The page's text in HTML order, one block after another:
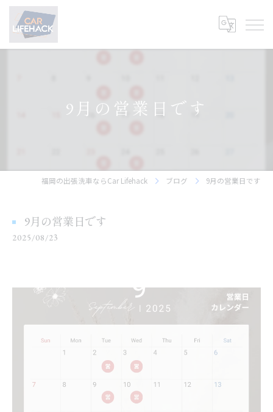
9月の営業日です
福岡の出張洗車ならCar Lifehack ブログ 9月の営業日です
9月の営業日です
2025/08/23